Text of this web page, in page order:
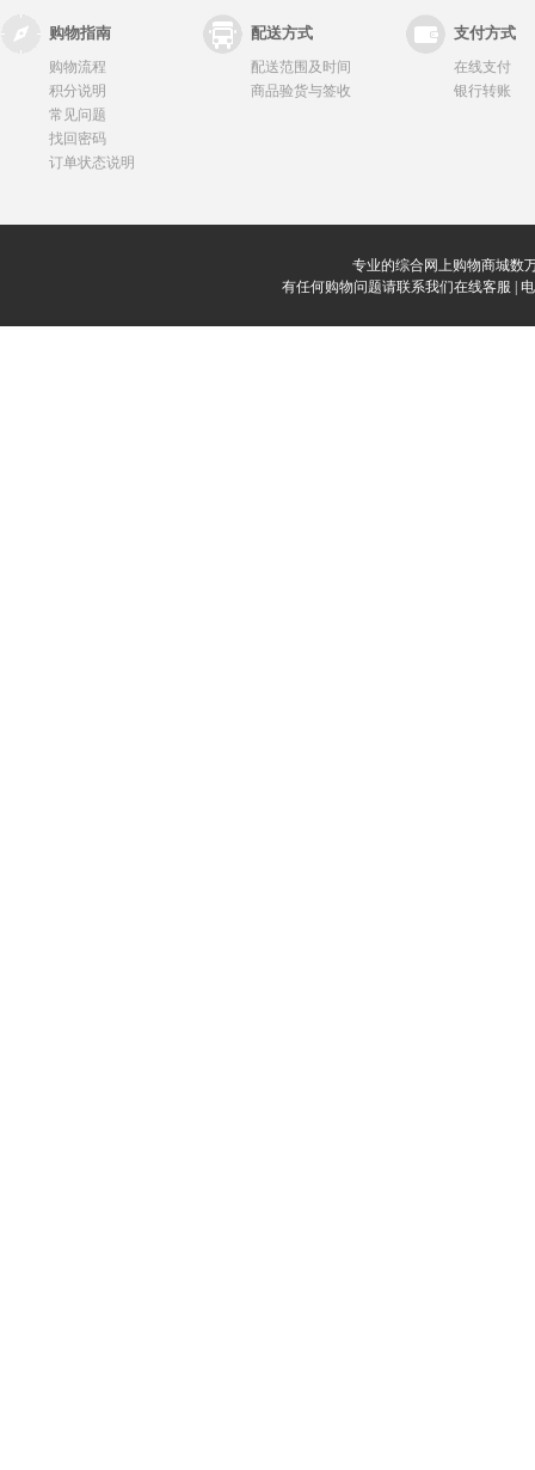
购物指南 配送方式 支付方式
购物流程
积分说明
常见问题
找回密码
订单状态说明
配送范围及时间
商品验货与签收
在线支付
银行转账
专业的综合网上购物商城数
有任何购物问题请联系我们在线客服 | 电